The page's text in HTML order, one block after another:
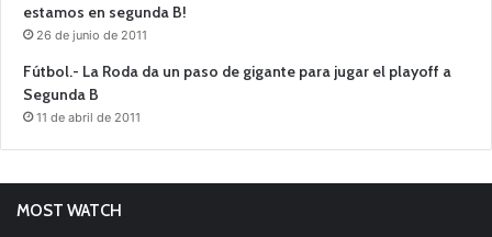
estamos en segunda B!
26 de junio de 2011
Fútbol.- La Roda da un paso de gigante para jugar el playoff a
Segunda B
11 de abril de 2011
MOST WATCH